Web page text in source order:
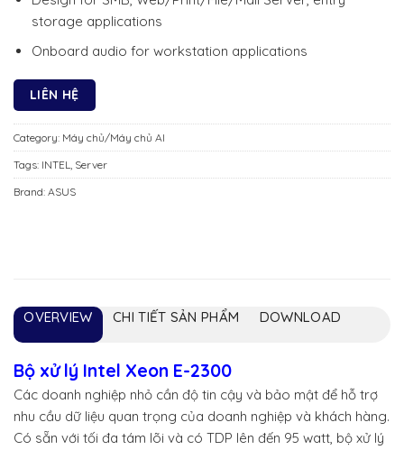
storage applications
Onboard audio for workstation applications
LIÊN HỆ
Category: Máy chủ/Máy chủ AI
Tags: INTEL, Server
Brand: ASUS
OVERVIEW CHI TIẾT SẢN PHẨM DOWNLOAD
Bộ xử lý Intel Xeon E-2300
Các doanh nghiệp nhỏ cần độ tin cậy và bảo mật để hỗ trợ
nhu cầu dữ liệu quan trọng của doanh nghiệp và khách hàng.
Có sẵn với tối đa tám lõi và có TDP lên đến 95 watt, bộ xử lý